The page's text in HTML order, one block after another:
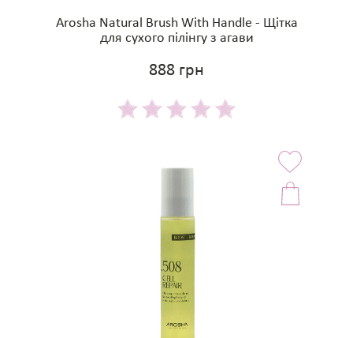
Arosha Natural Brush With Handle - Щітка
для сухого пілінгу з агави
888 грн